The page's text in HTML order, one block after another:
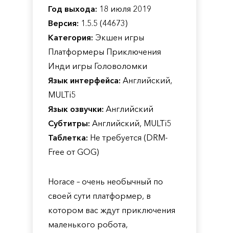
Год выхода: 18 июля 2019
Версия: 1.5.5 (44673)
Категория: Экшен игры
Платформеры Приключения
Инди игры Головоломки
Язык интерфейса: Английский,
MULTi5
Язык озвучки: Английский
Субтитры: Английский, MULTi5
Таблетка: Не требуется (DRM-
Free от GOG)
Horace – очень необычный по
своей сути платформер, в
котором вас ждут приключения
маленького робота,